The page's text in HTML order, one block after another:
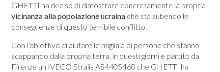
GHETTI ha deciso di dimostrare concretamente la propria
vicinanza alla popolazione ucraina che sta subendo le
conseguenze di questo terribile conflitto.
Con l’obiettivo di aiutare le migliaia di persone che stanno
scappando dalla propria terra, in questi giorni è partito da
Firenze un IVECO Stralis AS440S460 che GHETTI ha